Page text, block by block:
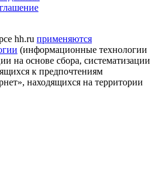
hh.ru применяются
(информационные технологии
на основе сбора, систематизации
к предпочтениям
находящихся на территории